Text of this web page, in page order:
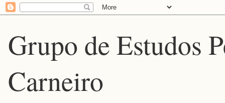
Grupo de Estudos
Carneiro